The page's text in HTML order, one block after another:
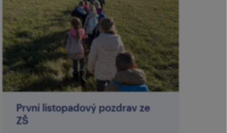
První listopadový pozdrav ze
ZŠ